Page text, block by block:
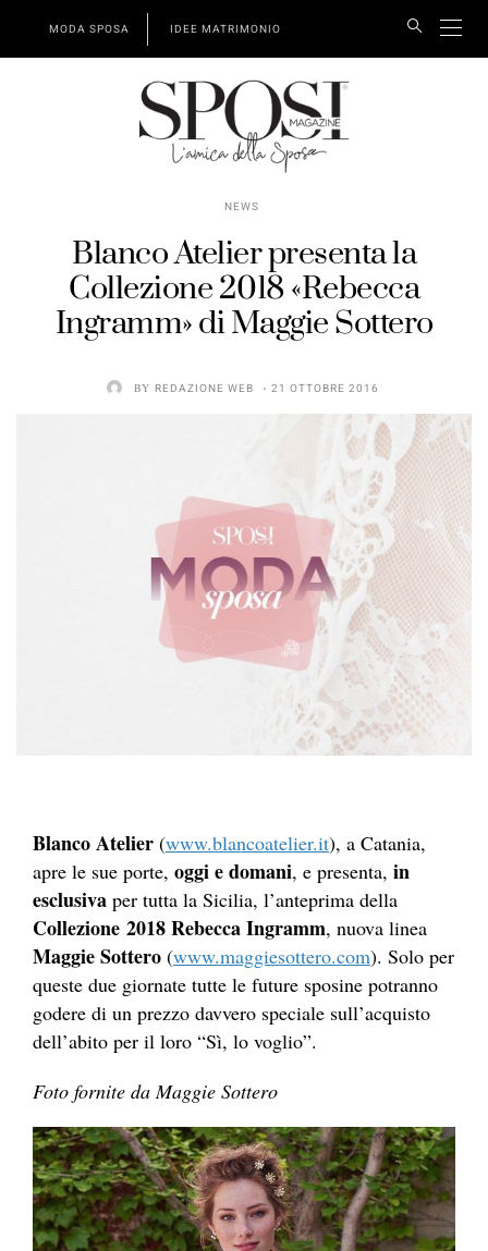
MODA SPOSA IDEE MATRIMONIO
NEWS
Blanco Atelier presenta la
Collezione 2018 «Rebecca
Ingramm» di Maggie Sottero
BY REDAZIONE WEB 21 OTTOBRE 2016
Blanco Atelier (www.blancoatelier.it), a Catania,
apre le sue porte, oggi e domani, e presenta, in
esclusiva per tutta la Sicilia, l’anteprima della
Collezione 2018 Rebecca Ingramm, nuova linea
Maggie Sottero (www.maggiesottero.com). Solo per
queste due giornate tutte le future sposine potranno
godere di un prezzo davvero speciale sull’acquisto
dell’abito per il loro “Sì, lo voglio”.
Foto fornite da Maggie Sottero